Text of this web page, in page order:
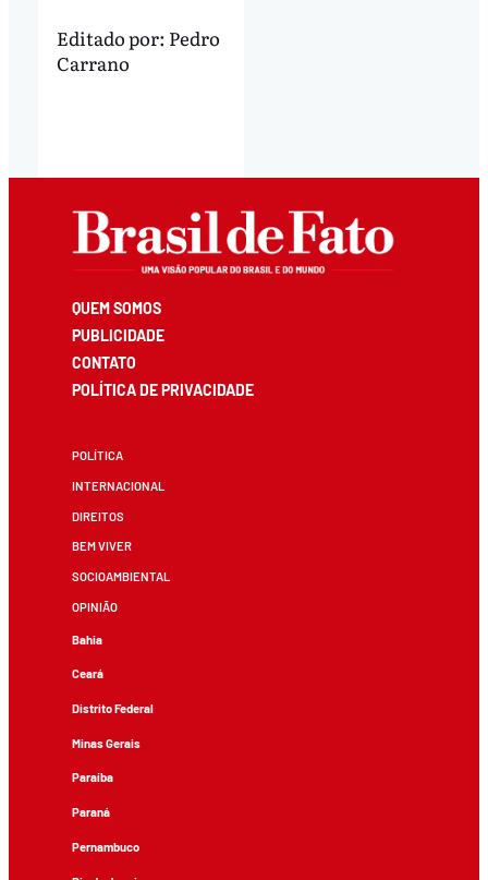
Editado por: Pedro
Carrano
QUEM SOMOS
PUBLICIDADE
CONTATO
POLÍTICA DE PRIVACIDADE
POLÍTICA
INTERNACIONAL
DIREITOS
BEM VIVER
SOCIOAMBIENTAL
OPINIÃO
Bahia
Ceará
Distrito Federal
Minas Gerais
Paraíba
Paraná
Pernambuco